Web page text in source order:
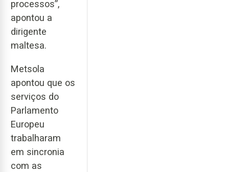
processos”,
apontou a
dirigente
maltesa.
Metsola
apontou que os
serviços do
Parlamento
Europeu
trabalharam
em sincronia
com as